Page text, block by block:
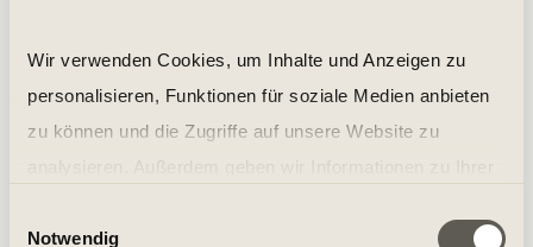
Wir verwenden Cookies, um Inhalte und Anzeigen zu
personalisieren, Funktionen für soziale Medien anbieten
zu können und die Zugriffe auf unsere Website zu
soziale Medien, Werbung und Analysen weiter. Unsere
Notwendig